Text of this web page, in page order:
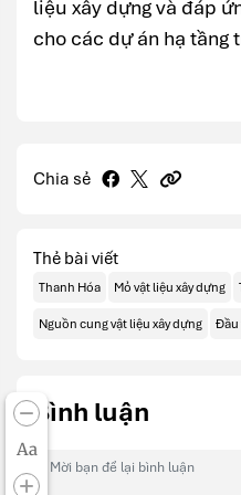
Aa
liệu xây dựng và đáp
cho các dự án hạ tầng
Chia sẻ
Thẻ bài viết
Thanh Hóa Mỏ vật liệu xây dựng
Nguồn cung vật liệu xây dựng Đầu
Bình luận